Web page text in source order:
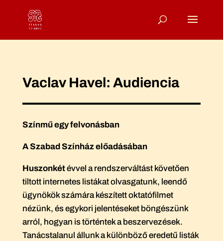
Vaclav Havel: Audiencia
Színmű egy felvonásban
A Szabad Színház előadásában
Huszonkétévvel a rendszerváltást követően
tiltott internetes listákat olvasgatunk, leendő
ügynökök számára készített oktatófilmet
nézünk, és egykori jelentéseket böngészünk
arról, hogyan is történtek a beszervezések.
Tanácstalanul állunk a különböző eredetű listák